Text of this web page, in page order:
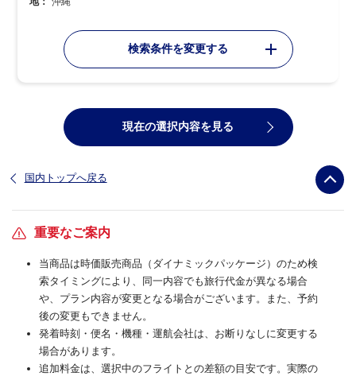
検索条件を変更する
現在の選択内容を見る
国内トップへ戻る
重要なご案内
当商品は時価販売商品（ダイナミックパッケージ）のため検
索タイミングにより、同一内容でも旅行代金が異なる場合
や、プラン内容が変更となる場合がございます。また、予約
後の変更もできません。
発着時刻・便名・機種・運航会社は、お断りなしに変更する
場合があります。
追加料金は、選択中のフライトとの差額の目安です。実際の